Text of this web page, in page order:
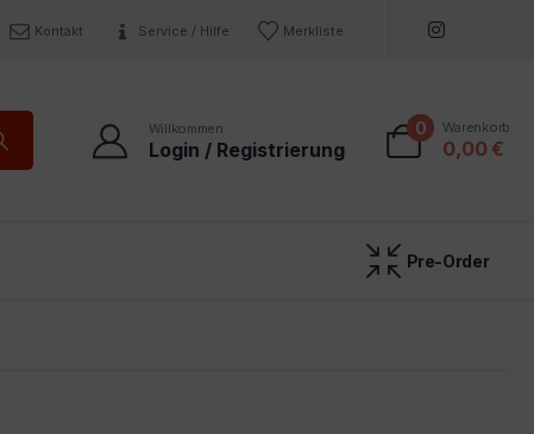
Kontakt Service / Hilfe Merkliste
Willkommen
Login / Registrierung
0 Warenkorb
0,00 €
Pre-Order